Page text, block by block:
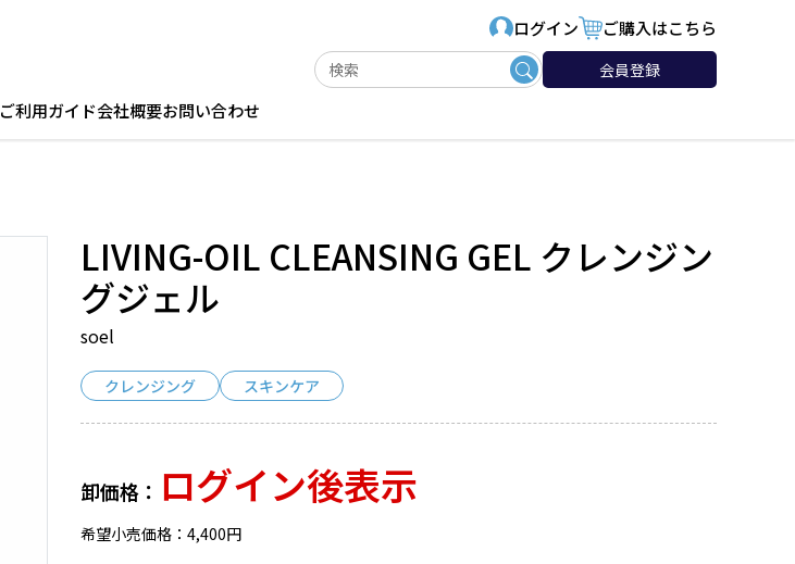
ログイン ご購入はこちら
会員登録
ご利用ガイド会社概要お問い合わせ
LIVING-OIL CLEANSING GEL クレンジン
グジェル
soel
クレンジング スキンケア
卸価格： ログイン後表示
希望小売価格：4,400円